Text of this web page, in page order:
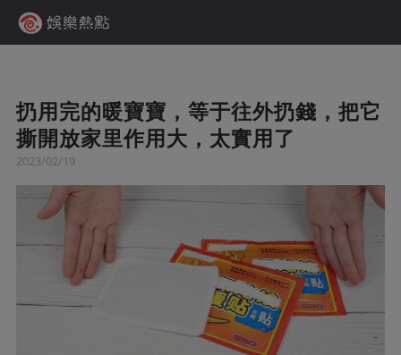
扔用完的暖寶寶，等于往外扔錢，把它
撕開放家里作用大，太實用了
2023/02/19